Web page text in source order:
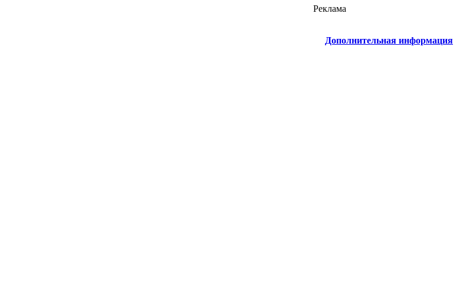
Реклама
Дополнительная информация